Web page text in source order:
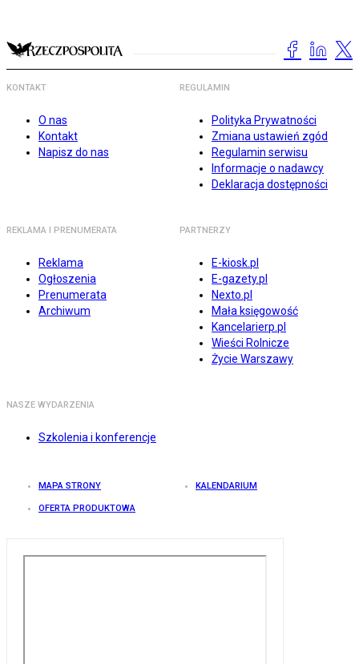
KONTAKT
O nas
Kontakt
Napisz do nas
REGULAMIN
Polityka Prywatności
Zmiana ustawień zgód
Regulamin serwisu
Informacje o nadawcy
Deklaracja dostępności
REKLAMA I PRENUMERATA
Reklama
Ogłoszenia
Prenumerata
Archiwum
PARTNERZY
E-kiosk.pl
E-gazety.pl
Nexto.pl
Mała księgowość
Kancelarierp.pl
Wieści Rolnicze
Życie Warszawy
NASZE WYDARZENIA
Szkolenia i konferencje
MAPA STRONY KALENDARIUM
OFERTA PRODUKTOWA